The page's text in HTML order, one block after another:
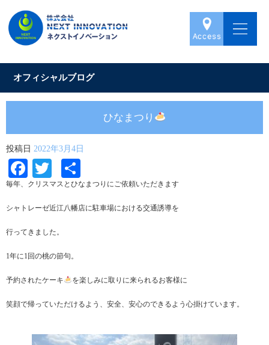
オフィシャルブログ
ひなまつり
投稿日 2022年3月4日
Facebook
Twitter
有
毎年、クリスマスとひなまつりにご依頼いただきます
シャトレーゼ近江八幡店に駐車場における交通誘導を
行ってきました。
1年に1回の桃の節句。
予約されたケーキ を楽しみに取りに来られるお客様に
笑顔で帰っていただけるよう、安全、安心のできるよう心掛けています。